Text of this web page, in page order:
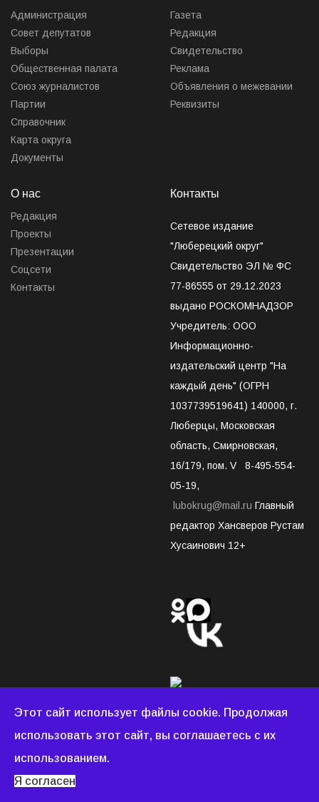
Администрация
Совет депутатов
Выборы
Общественная палата
Союз журналистов
Партии
Справочник
Карта округа
Документы
Газета
Редакция
Свидетельство
Реклама
Объявления о межевании
Реквизиты
О нас
Редакция
Проекты
Презентации
Соцсети
Контакты
Контакты
Сетевое издание
"Люберецкий округ"
Свидетельство ЭЛ № ФС
77-86555 от 29.12.2023
выдано РОСКОМНАДЗОР
Учредитель: ООО
Информационно-
издательский центр "На
каждый день" (ОГРН
1037739519641) 140000, г.
Люберцы, Московская
область, Смирновская,
16/179, пом. V 8-495-554-
05-19,
lubokrug@mail.ru Главный
редактор Хансверов Рустам
Хусаинович 12+
Люберецкий округ © 2022 - 2026 Все права защищены.
Этот сайт использует файлы cookie. Продолжая
использовать этот сайт, вы соглашаетесь с их
использованием.
Я согласен